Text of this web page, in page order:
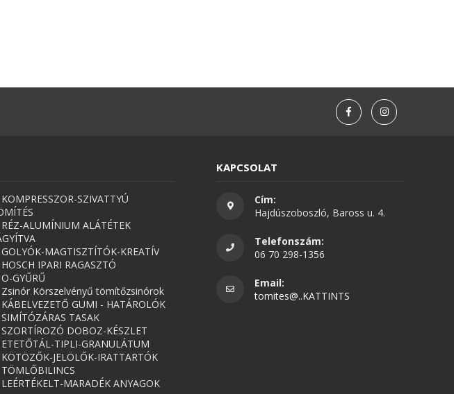
KOMPRESSZOR-SZIVATTYÚ
RÉZ-ALUMÍNIUM ALÁTÉTEK
GOLYÓK-MAGTISZTÍTÓK-KREATÍV
HOSCH IPARI RAGASZTÓ
O-GYŰRŰ
Zsinór Körszelvényű tömítőzsinórok
KÁBELVEZETŐ GUMI - HATÁROLÓK
SIMÍTÓZÁRAS TASAK
SZORTÍROZÓ DOBOZ-KÉSZLET
ETETŐTÁL-TIPLI-GRANULÁTUM
KÖTÖZŐK-JELÖLŐK-IRATTARTÓK
TÖMLŐBILINCS
LEÉRTÉKELT-MARADÉK ANYAGOK
KAPCSOLAT
Cím:
Hajdúszoboszló, Baross u. 4.
Telefonszám:
06 70 298-1356
Email:
tomites@..KATTINTS